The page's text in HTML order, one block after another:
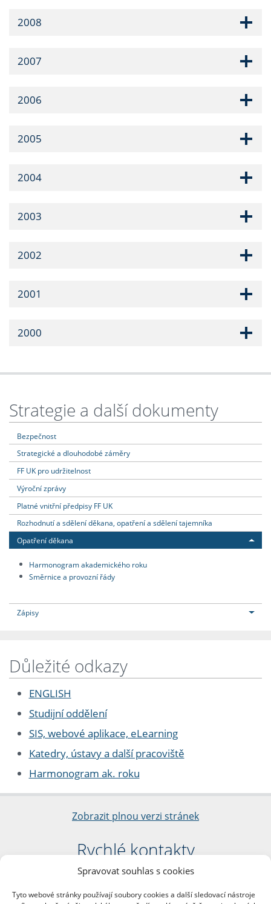
Spravovat souhlas s cookies
Tyto webové stránky používají soubory cookies a další sledovací nástroje
2008
2007
2006
2005
2004
2003
2002
2001
2000
Strategie a další dokumenty
Bezpečnost
Strategické a dlouhodobé záměry
FF UK pro udržitelnost
Výroční zprávy
Platné vnitřní předpisy FF UK
Rozhodnutí a sdělení děkana, opatření a sdělení tajemníka
Opatření děkana
Harmonogram akademického roku
Směrnice a provozní řády
Zápisy
Důležité odkazy
ENGLISH
Studijní oddělení
SIS, webové aplikace, eLearning
Katedry, ústavy a další pracoviště
Harmonogram ak. roku
Zobrazit plnou verzi stránek
Rychlé kontakty
Filozofická fakulta
nám. Jana Palacha 1/2